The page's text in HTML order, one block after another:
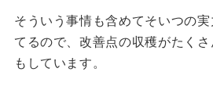
そういう事情も含めてそいつの
てるので、改善点の収穫がたく
もしています。